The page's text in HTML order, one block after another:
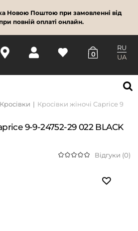
Новою Поштою при замовленні від
повній оплаті онлайн.
0
RU
UA
Кросівки
Кросівки жіночі Caprice 9-9-
9-9-24752-29 022 BLACK
Відгуки (0)